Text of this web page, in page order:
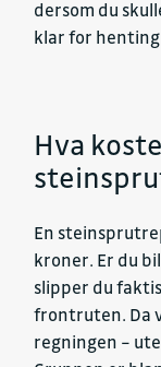
dersom du
klar for
Hva
En
kroner. Er du
slipper du
frontruten. Da
regningen –